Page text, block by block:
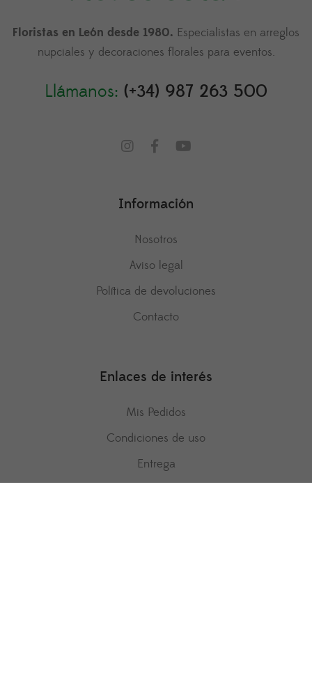
Floristas en León desde 1980. Especialistas en arreglos
nupciales y decoraciones florales para eventos.
Llámanos: (+34) 987 263 500
Información
Nosotros
Aviso legal
Política de devoluciones
Contacto
Enlaces de interés
Mis Pedidos
Condiciones de uso
Entrega